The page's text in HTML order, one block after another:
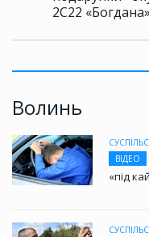
2С22 «Богдана»
Волинь
ВІДЕО
«під